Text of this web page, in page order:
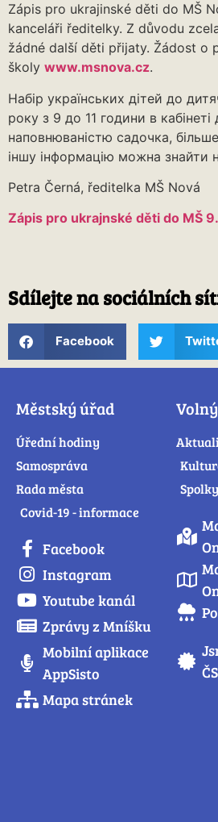
Zápis pro ukrajinské děti do MŠ
kanceláři ředitelky. Z důvodu
žádné další děti přijaty. Žádost o
školy www.msnova.cz.
Набір українських дітей до
року з 9 до 11 години в
наповнюваністю садочка,
іншу інформацію можна знайти
Petra Černá, ředitelka MŠ Nová
Zápis pro ukrajnské děti do MŠ
Sdílejte na sociálních
Facebook
Městský úřad
Úřední hodiny
Samospráva
Rada města
Covid-19 - informace
Facebook
Instagram
Youtube kanál
Zprávy z Mníšku
Mobilní aplikace
AppSisto
Mapa stránek
Spolky